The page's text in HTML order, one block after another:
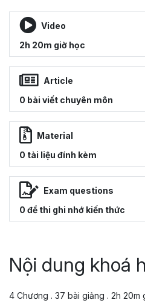
Video
2h 20m giờ học
Article
0 bài viết chuyên môn
Material
0 tài liệu đính kèm
Exam questions
0 đề thi ghi nhớ kiến thức
Nội dung khoá
4 Chương . 37 bài giảng . 2h 20m